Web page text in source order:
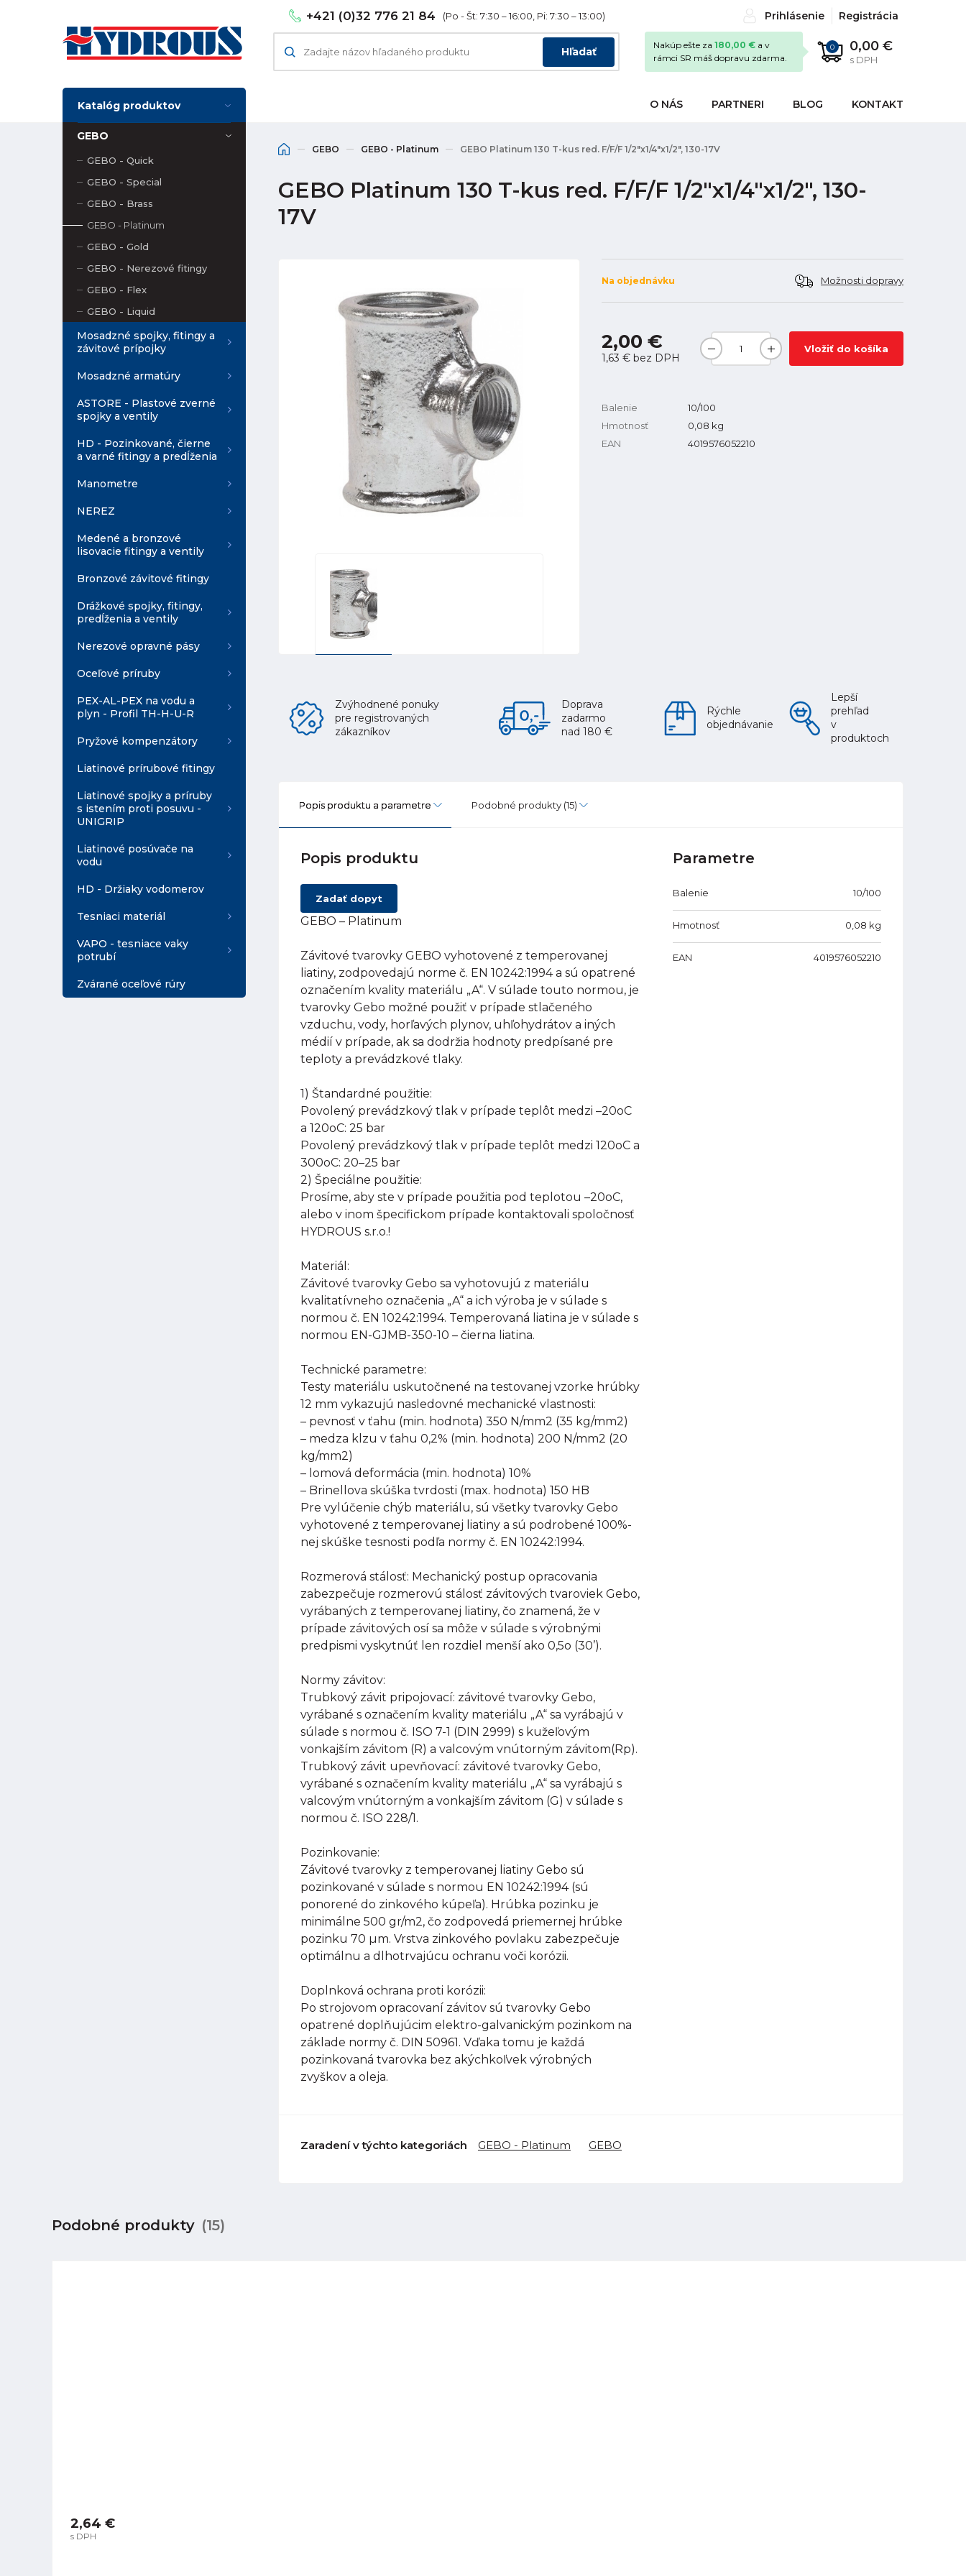
+421 (0)32 776 21 84 (Po - Št: 7:30 – 16:00, Pi: 7:30 – 13:00) Prihlásenie Registrácia
Hľadať 0 0,00 €
s DPH
Nakúp ešte za 180,00 € a v
rámci SR máš dopravu zdarma.
O NÁS PARTNERI BLOG KONTAKT
Katalóg produktov
GEBO
GEBO - Quick
GEBO - Special
GEBO - Brass
GEBO - Platinum
GEBO - Gold
GEBO - Nerezové fitingy
GEBO - Flex
GEBO - Liquid
Mosadzné spojky, fitingy a
závitové prípojky
Mosadzné armatúry
ASTORE - Plastové zverné
spojky a ventily
HD - Pozinkované, čierne
a varné fitingy a predĺženia
Manometre
NEREZ
Medené a bronzové
lisovacie fitingy a ventily
Bronzové závitové fitingy
Drážkové spojky, fitingy,
predĺženia a ventily
Nerezové opravné pásy
Oceľové príruby
PEX-AL-PEX na vodu a
plyn - Profil TH-H-U-R
Pryžové kompenzátory
Liatinové prírubové fitingy
Liatinové spojky a príruby
s istením proti posuvu -
UNIGRIP
Liatinové posúvače na
vodu
HD - Držiaky vodomerov
Tesniaci materiál
VAPO - tesniace vaky
potrubí
Zvárané oceľové rúry
GEBO GEBO - Platinum GEBO Platinum 130 T-kus red. F/F/F 1/2"x1/4"x1/2", 130-17V
GEBO Platinum 130 T-kus red. F/F/F 1/2"x1/4"x1/2", 130-
17V
Na objednávku Možnosti dopravy
2,00 €
1,63 € bez DPH
Vložiť do košíka
Balenie
10/100
Hmotnosť
0,08 kg
EAN
4019576052210
Zvýhodnené ponuky
pre registrovaných
zákazníkov
Doprava
zadarmo
nad 180 €
Rýchle
objednávanie
Lepší
prehľad
v
produktoch
Popis produktu a parametre Podobné produkty (15)
Popis produktu
Zadať dopyt
GEBO – Platinum
Závitové tvarovky GEBO vyhotovené z temperovanej
liatiny, zodpovedajú norme č. EN 10242:1994 a sú opatrené
označením kvality materiálu „A“. V súlade touto normou, je
tvarovky Gebo možné použiť v prípade stlačeného
vzduchu, vody, horľavých plynov, uhľohydrátov a iných
médií v prípade, ak sa dodržia hodnoty predpísané pre
teploty a prevádzkové tlaky.
1) Štandardné použitie:
Povolený prevádzkový tlak v prípade teplôt medzi –20oC
a 120oC: 25 bar
Povolený prevádzkový tlak v prípade teplôt medzi 120oC a
300oC: 20–25 bar
2) Špeciálne použitie:
Prosíme, aby ste v prípade použitia pod teplotou –20oC,
alebo v inom špecifickom prípade kontaktovali spoločnosť
HYDROUS s.r.o.!
Materiál:
Závitové tvarovky Gebo sa vyhotovujú z materiálu
kvalitatívneho označenia „A“ a ich výroba je v súlade s
normou č. EN 10242:1994. Temperovaná liatina je v súlade s
normou EN-GJMB-350-10 – čierna liatina.
Technické parametre:
Testy materiálu uskutočnené na testovanej vzorke hrúbky
12 mm vykazujú nasledovné mechanické vlastnosti:
– pevnosť v ťahu (min. hodnota) 350 N/mm2 (35 kg/mm2)
– medza klzu v ťahu 0,2% (min. hodnota) 200 N/mm2 (20
kg/mm2)
– lomová deformácia (min. hodnota) 10%
– Brinellova skúška tvrdosti (max. hodnota) 150 HB
Pre vylúčenie chýb materiálu, sú všetky tvarovky Gebo
vyhotovené z temperovanej liatiny a sú podrobené 100%-
nej skúške tesnosti podľa normy č. EN 10242:1994.
Rozmerová stálosť: Mechanický postup opracovania
zabezpečuje rozmerovú stálosť závitových tvaroviek Gebo,
vyrábaných z temperovanej liatiny, čo znamená, že v
prípade závitových osí sa môže v súlade s výrobnými
predpismi vyskytnúť len rozdiel menší ako 0,5o (30’).
Normy závitov:
Trubkový závit pripojovací: závitové tvarovky Gebo,
vyrábané s označením kvality materiálu „A“ sa vyrábajú v
súlade s normou č. ISO 7-1 (DIN 2999) s kužeľovým
vonkajším závitom (R) a valcovým vnútorným závitom(Rp).
Trubkový závit upevňovací: závitové tvarovky Gebo,
vyrábané s označením kvality materiálu „A“ sa vyrábajú s
valcovým vnútorným a vonkajším závitom (G) v súlade s
normou č. ISO 228/1.
Pozinkovanie:
Závitové tvarovky z temperovanej liatiny Gebo sú
pozinkované v súlade s normou EN 10242:1994 (sú
ponorené do zinkového kúpeľa). Hrúbka pozinku je
minimálne 500 gr/m2, čo zodpovedá priemernej hrúbke
pozinku 70 µm. Vrstva zinkového povlaku zabezpečuje
optimálnu a dlhotrvajúcu ochranu voči korózii.
Doplnková ochrana proti korózii:
Po strojovom opracovaní závitov sú tvarovky Gebo
opatrené doplňujúcim elektro-galvanickým pozinkom na
základe normy č. DIN 50961. Vďaka tomu je každá
pozinkovaná tvarovka bez akýchkoľvek výrobných
zvyškov a oleja.
Parametre
Balenie 10/100
Hmotnosť 0,08 kg
EAN 4019576052210
Zaradení v týchto kategoriách GEBO - Platinum GEBO
Podobné produkty (15)
2,64 €
s DPH